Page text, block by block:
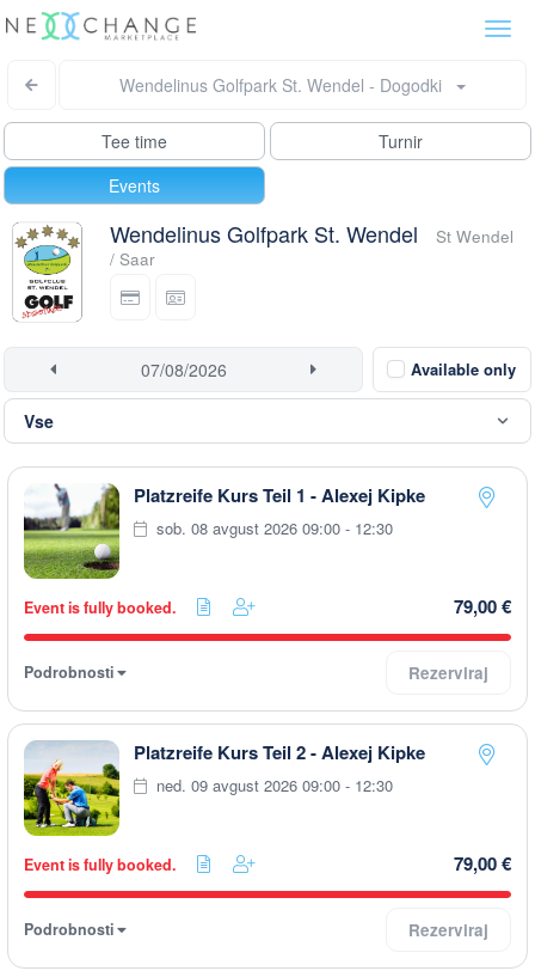
Wendelinus Golfpark St. Wendel - Dogodki
Tee time
Turnir
Events
Wendelinus Golfpark St. Wendel
St Wendel
/ Saar
Available only
Platzreife Kurs Teil 1 - Alexej Kipke
sob. 08 avgust 2026 09:00 - 12:30
Event is fully booked. 79,00 €
Podrobnosti Rezerviraj
Platzreife Kurs Teil 2 - Alexej Kipke
ned. 09 avgust 2026 09:00 - 12:30
Event is fully booked. 79,00 €
Podrobnosti Rezerviraj